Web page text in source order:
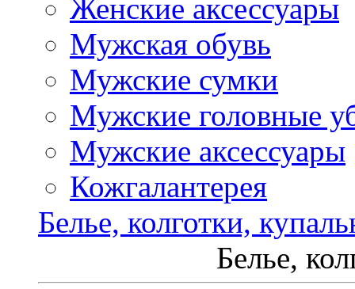
Женские аксессуары
Мужская обувь
Мужские сумки
Мужские головные
Мужские аксессуары
Кожгалантерея
Белье, колготки,
Белье,